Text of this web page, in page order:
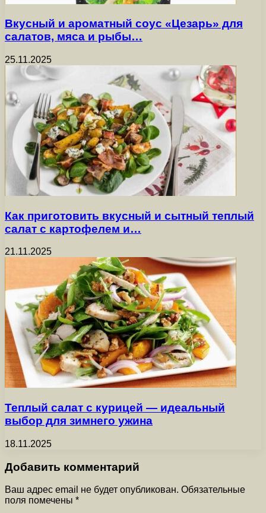
Вкусный и ароматный соус «Цезарь» для
салатов, мяса и рыбы…
25.11.2025
Как приготовить вкусный и сытный теплый
салат с картофелем и…
21.11.2025
Теплый салат с курицей — идеальный
выбор для зимнего ужина
18.11.2025
Добавить комментарий
Ваш адрес email не будет опубликован. Обязательные
поля помечены *